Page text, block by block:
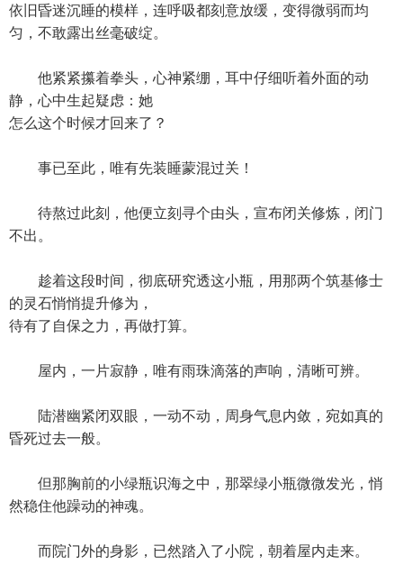
依旧昏迷沉睡的模样，连呼吸都刻意放缓，变得微弱而均
匀，不敢露出丝毫破绽。
他紧紧攥着拳头，心神紧绷，耳中仔细听着外面的动
静，心中生起疑虑：她
怎么这个时候才回来了？
事已至此，唯有先装睡蒙混过关！
待熬过此刻，他便立刻寻个由头，宣布闭关修炼，闭门
不出。
趁着这段时间，彻底研究透这小瓶，用那两个筑基修士
的灵石悄悄提升修为，
待有了自保之力，再做打算。
屋内，一片寂静，唯有雨珠滴落的声响，清晰可辨。
陆潜幽紧闭双眼，一动不动，周身气息内敛，宛如真的
昏死过去一般。
但那胸前的小绿瓶识海之中，那翠绿小瓶微微发光，悄
然稳住他躁动的神魂。
而院门外的身影，已然踏入了小院，朝着屋内走来。